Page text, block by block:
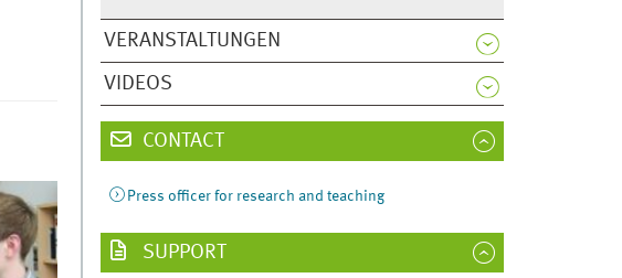
VERANSTALTUNGEN
VIDEOS
CONTACT
Press officer for research and teaching
SUPPORT